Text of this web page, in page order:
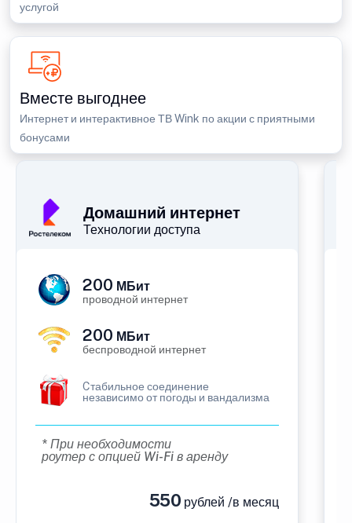
услугой
Вместе выгоднее
Интернет и интерактивное ТВ Wink по акции с приятными
бонусами
Домашний интернет
Технологии доступа
200 МБит
проводной интернет
200 МБит
беспроводной интернет
Cтабильное соединение
независимо от погоды и вандализма
* При необходимости
роутер с опцией Wi-Fi в аренду
550 рублей /в месяц